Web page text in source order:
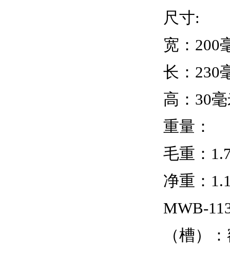
尺寸:
宽：200
长：230
高：30
重量：
毛重：
净重：
MWB-
（槽）